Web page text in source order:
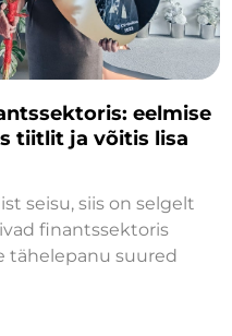
eelmise
tiitlit ja võitis lisa
seisu, siis on selgelt
finantssektoris
tähelepanu suured